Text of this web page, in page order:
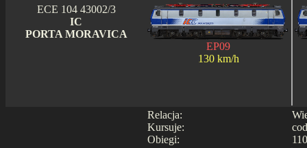
ECE 104 43002/3
IC
PORTA MORAVICA
EP09
130 km/h
Relacja:
Kursuje:
Obiegi: